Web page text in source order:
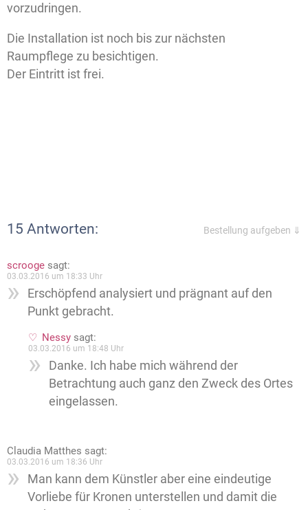
vorzudringen.
Die Installation ist noch bis zur nächsten
Raumpflege zu besichtigen.
Der Eintritt ist frei.
15 Antworten: Bestellung aufgeben ⇓
scrooge sagt:
03.03.2016 um 18:33 Uhr
Erschöpfend analysiert und prägnant auf den
Punkt gebracht.
Nessy sagt:
03.03.2016 um 18:48 Uhr
Danke. Ich habe mich während der
Betrachtung auch ganz den Zweck des Ortes
eingelassen.
Claudia Matthes sagt:
03.03.2016 um 18:36 Uhr
Man kann dem Künstler aber eine eindeutige
Vorliebe für Kronen unterstellen und damit die